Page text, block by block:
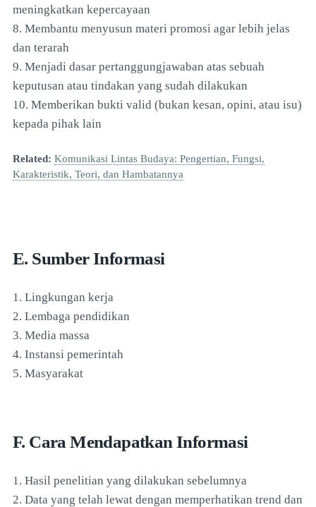
meningkatkan kepercayaan
8. Membantu menyusun materi promosi agar lebih jelas
dan terarah
9. Menjadi dasar pertanggungjawaban atas sebuah
keputusan atau tindakan yang sudah dilakukan
10. Memberikan bukti valid (bukan kesan, opini, atau isu)
kepada pihak lain
Related: Komunikasi Lintas Budaya: Pengertian, Fungsi,
Karakteristik, Teori, dan Hambatannya
E. Sumber Informasi
1. Lingkungan kerja
2. Lembaga pendidikan
3. Media massa
4. Instansi pemerintah
5. Masyarakat
F. Cara Mendapatkan Informasi
1. Hasil penelitian yang dilakukan sebelumnya
2. Data yang telah lewat dengan memperhatikan trend dan